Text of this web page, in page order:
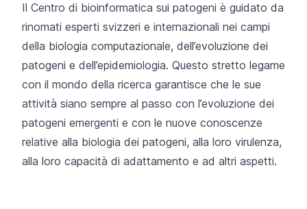
Il Centro di bioinformatica sui patogeni è guidato da
rinomati esperti svizzeri e internazionali nei campi
della biologia computazionale, dell’evoluzione dei
patogeni e dell’epidemiologia. Questo stretto legame
con il mondo della ricerca garantisce che le sue
attività siano sempre al passo con l’evoluzione dei
patogeni emergenti e con le nuove conoscenze
relative alla biologia dei patogeni, alla loro virulenza,
alla loro capacità di adattamento e ad altri aspetti.